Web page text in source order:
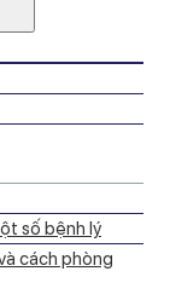
số bệnh lý
cách phòng